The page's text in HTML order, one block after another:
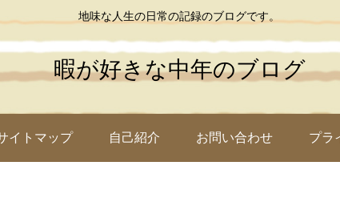
地味な人生の日常の記録のブログです。
暇が好きな中年のブログ
イトマップ 自己紹介 お問い合わせ プラ